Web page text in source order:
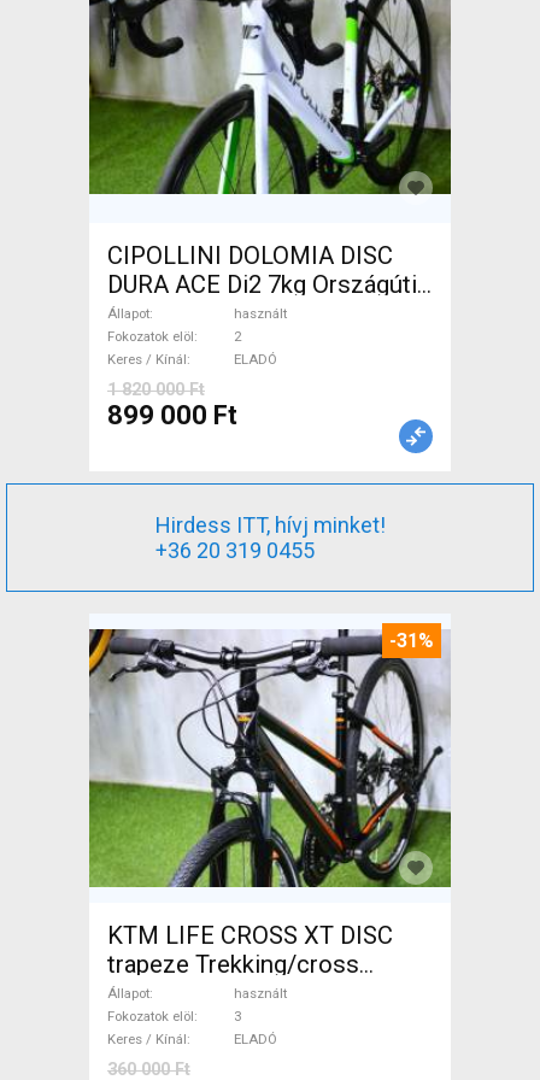
CIPOLLINI DOLOMIA DISC
DURA ACE Di2 7kg Országúti
tárcsafék használt ELADÓ
Állapot
használt
Fokozatok elöl
2
Keres / Kínál
ELADÓ
1 820 000 Ft
899 000 Ft
Hirdess ITT, hívj minket!
+36 20 319 0455
-31%
KTM LIFE CROSS XT DISC
trapeze Trekking/cross
tárcsafék használt ELADÓ
Állapot
használt
Fokozatok elöl
3
Keres / Kínál
ELADÓ
360 000 Ft